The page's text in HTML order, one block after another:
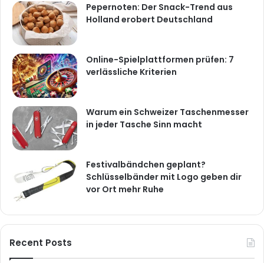
Pepernoten: Der Snack-Trend aus
Holland erobert Deutschland
Online-Spielplattformen prüfen: 7
verlässliche Kriterien
Warum ein Schweizer Taschenmesser
in jeder Tasche Sinn macht
Festivalbändchen geplant?
Schlüsselbänder mit Logo geben dir
vor Ort mehr Ruhe
Recent Posts